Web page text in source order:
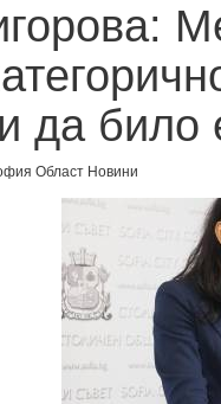
да било
Област Новини